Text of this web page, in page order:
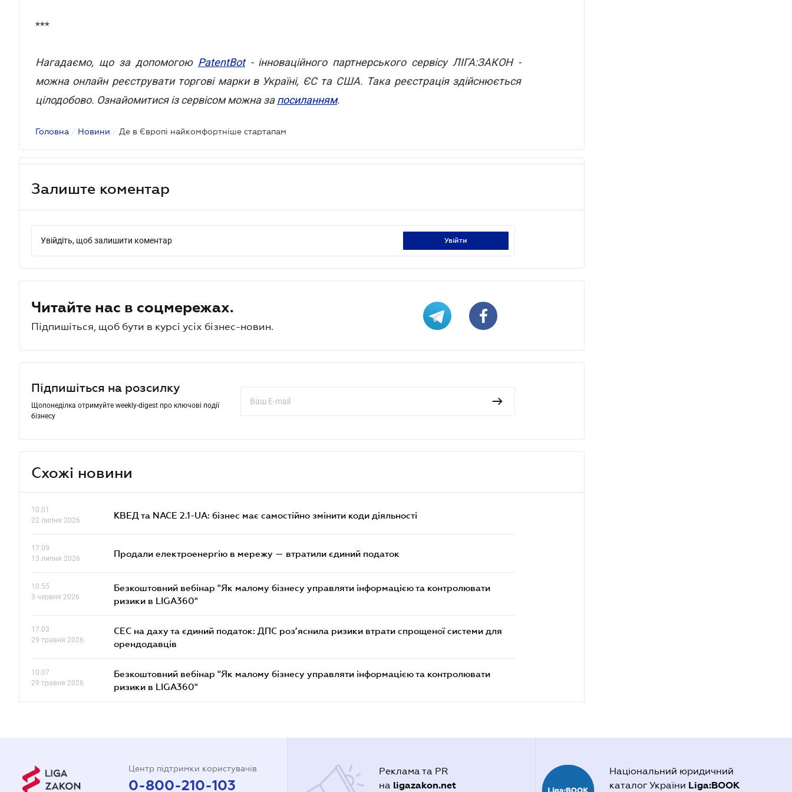
***
Нагадаємо, що за допомогою PatentBot- інноваційного партнерського сервісу ЛІГА:ЗАКОН -
можна онлайн реєструвати торгові марки в Україні, ЄС та США. Така реєстрація здійснюється
цілодобово. Ознайомитися із сервісом можна запосиланням.
Головна / Новини / Де в Європі найкомфортніше стартапам
Залиште коментар
Увійдіть, щоб залишити коментар увійти
Читайте нас в соцмережах.
Підпишіться, щоб бути в курсі усіх бізнес-новин.
Підпишіться на розсилку
Щопонеділка отримуйте weekly-digest про ключові події
бізнесу
Схожі новини
10.01
22 липня 2026
КВЕД та NACE 2.1-UA: бізнес має самостійно змінити коди діяльності
17.09
13 липня 2026
Продали електроенергію в мережу — втратили єдиний податок
10.55
3 червня 2026
Безкоштовний вебінар "Як малому бізнесу управляти інформацією та контролювати
ризики в LIGA360"
17.03
29 травня 2026
СЕС на даху та єдиний податок: ДПС роз’яснила ризики втрати спрощеної системи для
орендодавців
10.07
29 травня 2026
Безкоштовний вебінар "Як малому бізнесу управляти інформацією та контролювати
ризики в LIGA360"
Центр підтримки користувачів
0-800-210-103
Реклама та PR
на ligazakon.net
Національний юридичний
каталог України Liga:BOOK